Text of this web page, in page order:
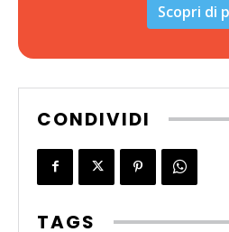
Scopri di
CONDIVIDI
TAGS